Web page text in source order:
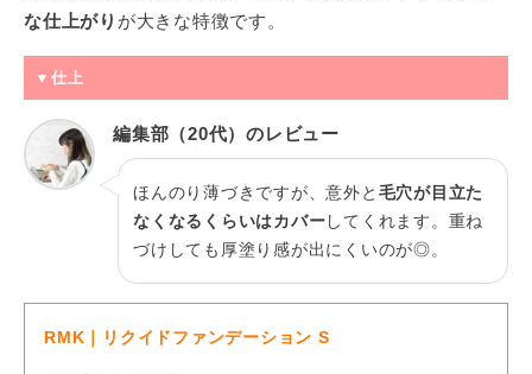
な仕上がり が大きな特徴です。
▼仕上
編集部（20代）のレビュー
ほんのり薄づきですが、意外と 毛穴が目立た
なくなるくらいはカバーしてくれます。重ね
づけしても厚塗り感が出にくいのが◎。
RMK｜リクイドファンデーション S​​​​​